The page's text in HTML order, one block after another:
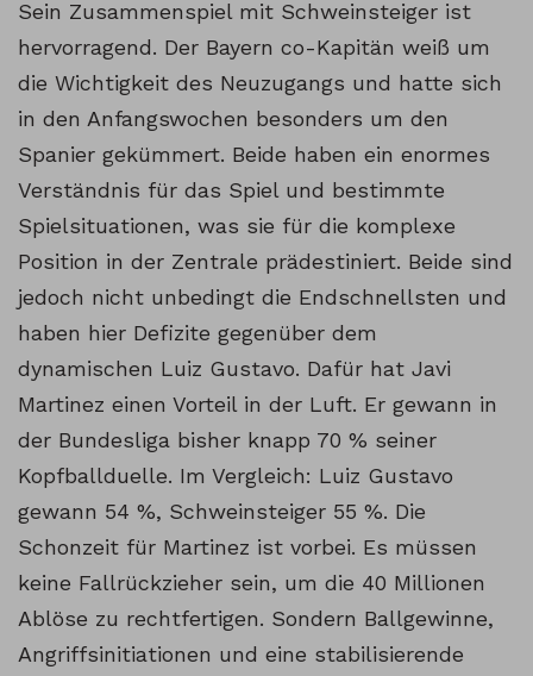
Sein Zusammenspiel mit Schweinsteiger ist
hervorragend. Der Bayern co-Kapitän weiß um
die Wichtigkeit des Neuzugangs und hatte sich
in den Anfangswochen besonders um den
Spanier gekümmert. Beide haben ein enormes
Verständnis für das Spiel und bestimmte
Spielsituationen, was sie für die komplexe
Position in der Zentrale prädestiniert. Beide sind
jedoch nicht unbedingt die Endschnellsten und
haben hier Defizite gegenüber dem
dynamischen Luiz Gustavo. Dafür hat Javi
Martinez einen Vorteil in der Luft. Er gewann in
der Bundesliga bisher knapp 70 % seiner
Kopfballduelle. Im Vergleich: Luiz Gustavo
gewann 54 %, Schweinsteiger 55 %. Die
Schonzeit für Martinez ist vorbei. Es müssen
keine Fallrückzieher sein, um die 40 Millionen
Ablöse zu rechtfertigen. Sondern Ballgewinne,
Angriffsinitiationen und eine stabilisierende